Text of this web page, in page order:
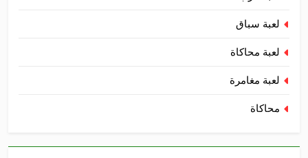
لعبة سباق
لعبة محاكاة
لعبة مغامرة
محاكاة